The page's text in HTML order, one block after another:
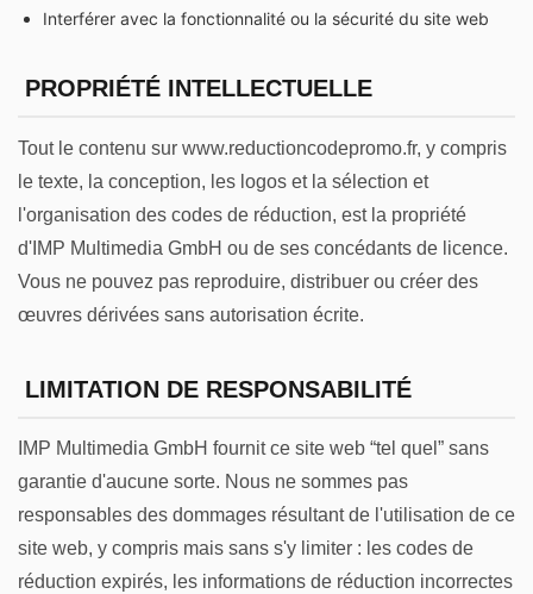
Interférer avec la fonctionnalité ou la sécurité du site web
PROPRIÉTÉ INTELLECTUELLE
Tout le contenu sur www.reductioncodepromo.fr, y compris
le texte, la conception, les logos et la sélection et
l'organisation des codes de réduction, est la propriété
d'IMP Multimedia GmbH ou de ses concédants de licence.
Vous ne pouvez pas reproduire, distribuer ou créer des
œuvres dérivées sans autorisation écrite.
LIMITATION DE RESPONSABILITÉ
IMP Multimedia GmbH fournit ce site web “tel quel” sans
garantie d'aucune sorte. Nous ne sommes pas
responsables des dommages résultant de l'utilisation de ce
site web, y compris mais sans s'y limiter : les codes de
réduction expirés, les informations de réduction incorrectes